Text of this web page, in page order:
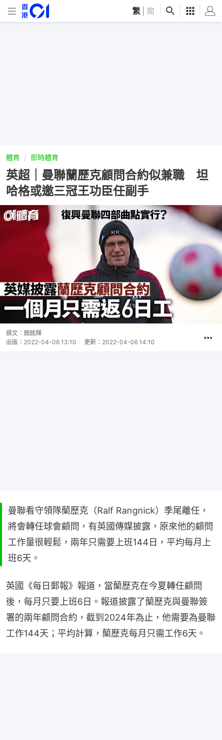
繁 简
體育 即時體育
英超｜曼聯蘭歷克顧問合約似兼職 坦
哈格或邀三冠王功臣任副手
撰文： 顏銘輝
出版： 2022-04-06 13:10 更新： 2022-04-06 14:10
曼聯看守領隊蘭歷克（Ralf Rangnick）季尾離任，
將會轉任球會顧問，有英國傳媒披露，原來他的顧問
工作量很輕鬆，兩年只需要上班144日，平均每月上
班6天。
英國《每日郵報》報道，當蘭歷克在今夏轉任顧問
後，每月只要上班6日。報道披露了蘭歷克與曼聯簽
署的兩年顧問合約，截到2024年為止，他需要為曼聯
工作144天；平均計算，蘭歷克每月只需工作6天。